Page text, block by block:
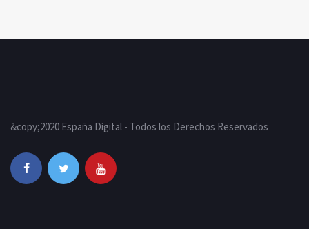
&copy;2020 España Digital - Todos los Derechos Reservados